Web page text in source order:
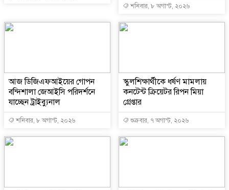
শনিবার, ৮ অগাস্ট, ২০২৬
আজ ডিজিএফআইয়ের গোপন
বন্দিশালা জেআইসি পরিদর্শনে
যাচ্ছেন ট্রাইব্যুনাল
শনিবার, ৮ অগাস্ট, ২০২৬
স্কুলশিক্ষার্থীকে ধর্ষণ মামলায়
কনটেন্ট ক্রিয়েটর রিপন মিয়া
গ্রেপ্তার
শুক্রবার, ৭ অগাস্ট, ২০২৬